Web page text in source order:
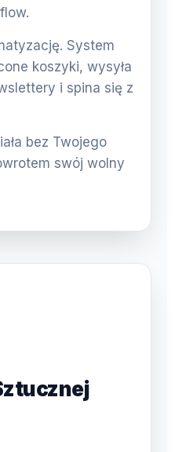
System
koszyki, wysyła
i spina się z
bez Twojego
swój wolny